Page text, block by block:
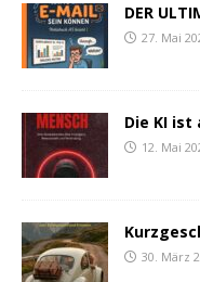
DER
27. Mai
Die KI ist
12. Mai
30. März